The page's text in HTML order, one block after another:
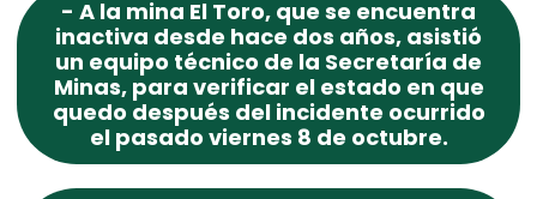
- A la mina El Toro, que se encuentra
inactiva desde hace dos años, asistió
un equipo técnico de la Secretaría de
Minas, para verificar el estado en que
quedo después del incidente ocurrido
el pasado viernes 8 de octubre.